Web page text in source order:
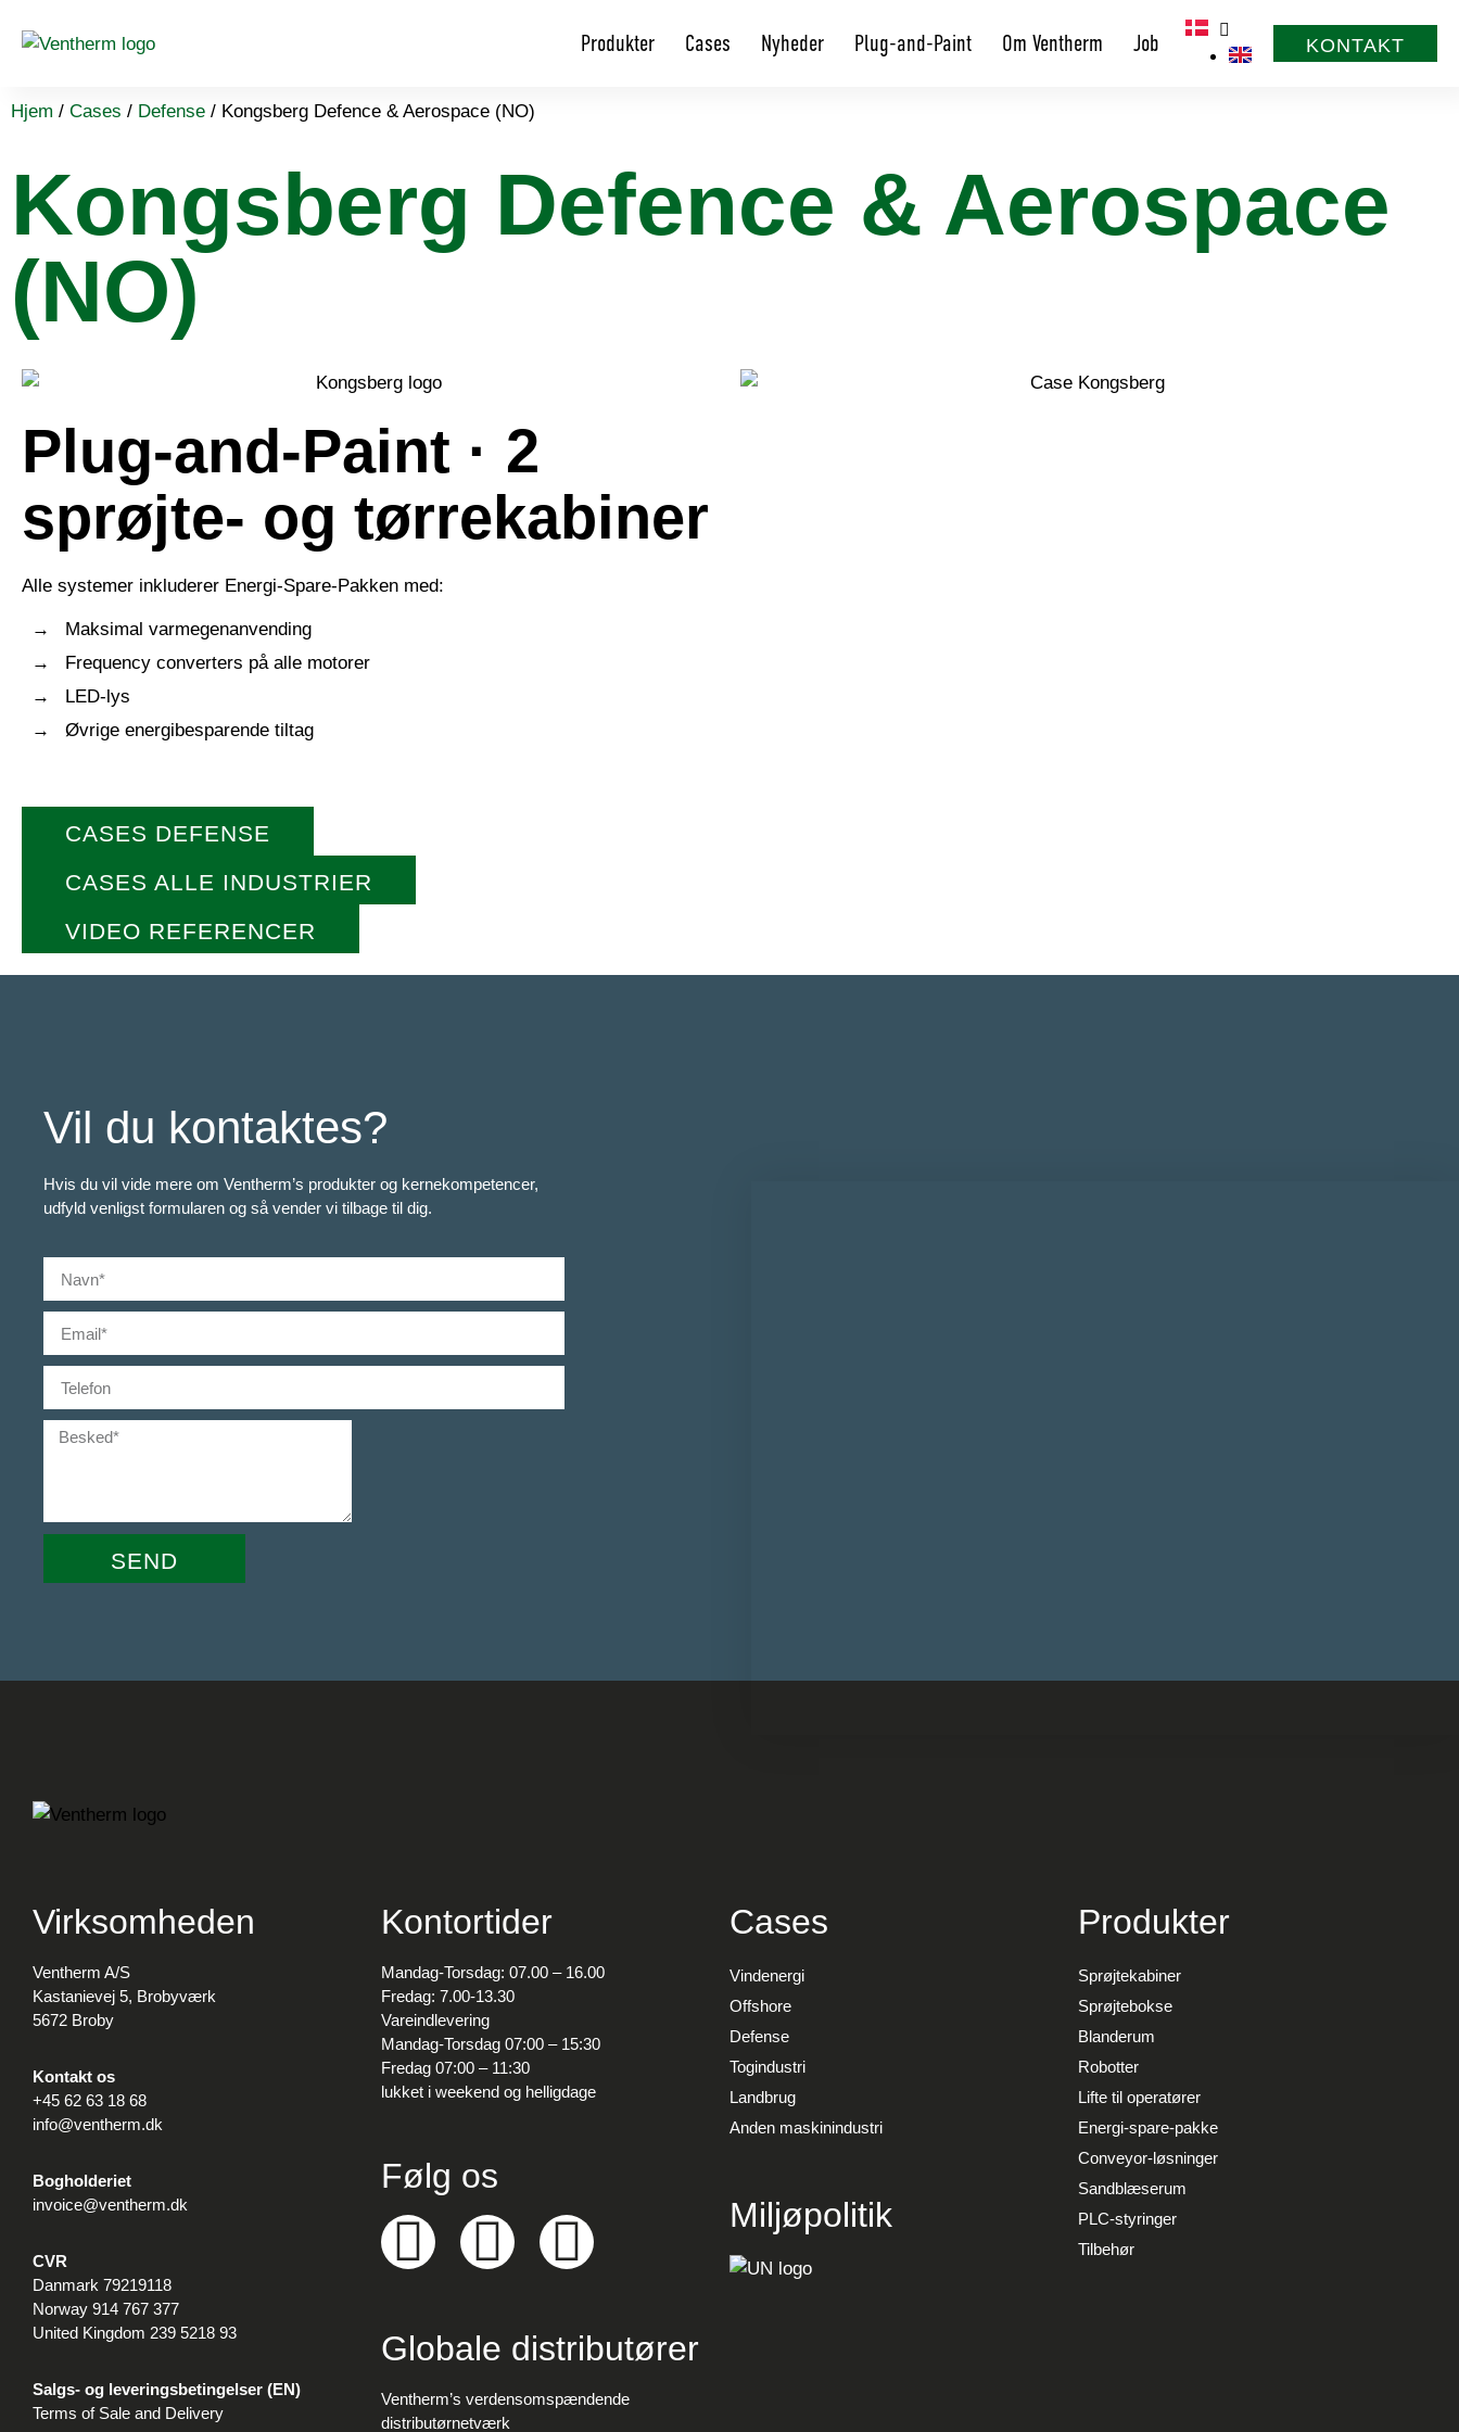
Produkter Cases Nyheder Plug-and-Paint Om Ventherm Job KONTAKT
Hjem / Cases / Defense / Kongsberg Defence & Aerospace (NO)
Kongsberg Defence & Aerospace
(NO)
Plug-and-Paint · 2
sprøjte- og tørrekabiner
Alle systemer inkluderer Energi-Spare-Pakken med:
Maksimal varmegenanvending
Frequency converters på alle motorer
LED-lys
Øvrige energibesparende tiltag
CASES DEFENSE
CASES ALLE INDUSTRIER
VIDEO REFERENCER
Vil du kontaktes?
Hvis du vil vide mere om Ventherm’s produkter og kernekompetencer,
udfyld venligst formularen og så vender vi tilbage til dig.
SEND
Virksomheden
Ventherm A/S
Kastanievej 5, Brobyværk
5672 Broby
Kontakt os
+45 62 63 18 68
info@ventherm.dk
Bogholderiet
invoice@ventherm.dk
CVR
Danmark 79219118
Norway 914 767 377
United Kingdom 239 5218 93
Salgs- og leveringsbetingelser (EN)
Terms of Sale and Delivery
Kontortider
Mandag-Torsdag: 07.00 – 16.00
Fredag: 7.00-13.30
Vareindlevering
Mandag-Torsdag 07:00 – 15:30
Fredag 07:00 – 11:30
lukket i weekend og helligdage
Følg os
Globale distributører
Ventherm’s verdensomspændende
distributørnetværk
Cases
Vindenergi
Offshore
Defense
Togindustri
Landbrug
Anden maskinindustri
Miljøpolitik
Produkter
Sprøjtekabiner
Sprøjtebokse
Blanderum
Robotter
Lifte til operatører
Energi-spare-pakke
Conveyor-løsninger
Sandblæserum
PLC-styringer
Tilbehør